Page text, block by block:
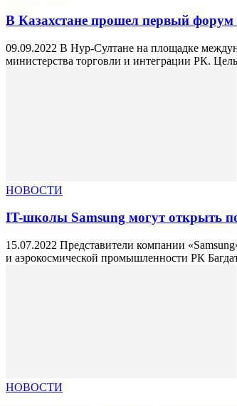
В Казахстане прошел первый
09.09.2022 В Нур-Султане на площадке
министерства торговли и интеграции РК.
НОВОСТИ
IT-школы Samsung могут открыть
15.07.2022 Представители компании
и аэрокосмической промышленности РК
НОВОСТИ